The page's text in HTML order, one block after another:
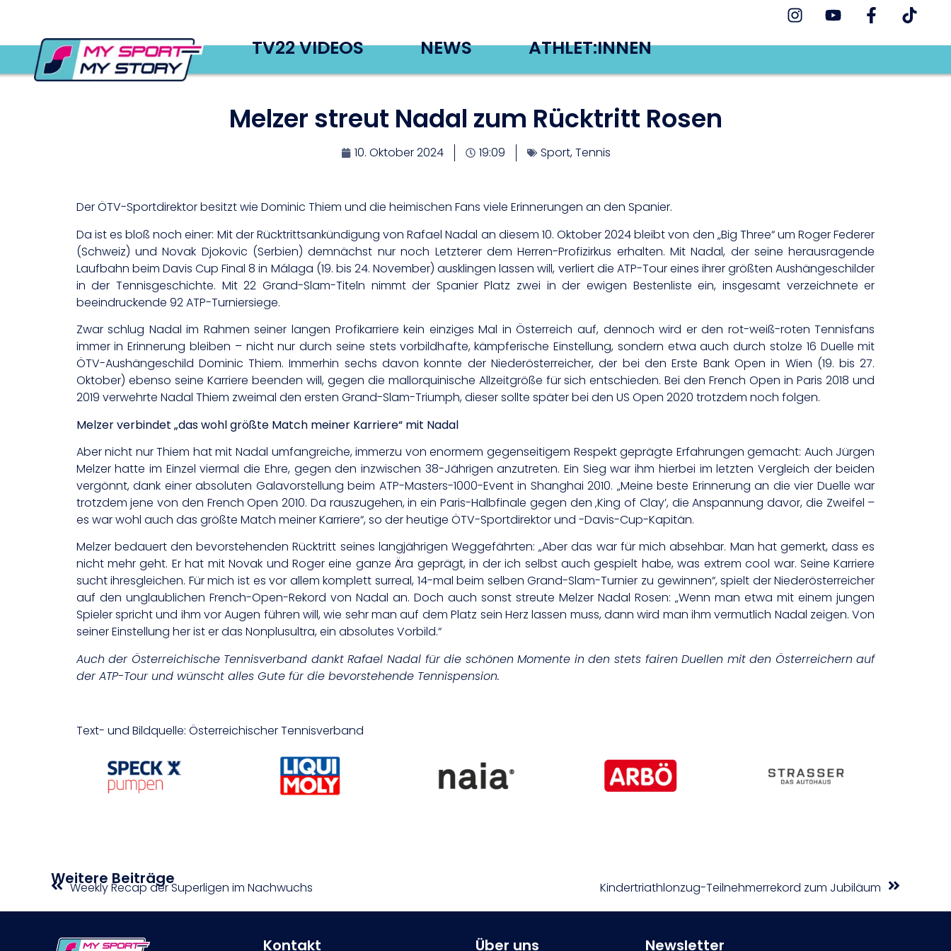
TV22 VIDEOS NEWS ATHLET:INNEN
Melzer streut Nadal zum Rücktritt Rosen
10. Oktober 2024 19:09 Sport,Tennis
Der ÖTV-Sportdirektor besitzt wie Dominic Thiem und die heimischen Fans viele Erinnerungen an den Spanier.
Da ist es bloß noch einer: Mit der Rücktrittsankündigung von Rafael Nadal an diesem 10. Oktober 2024 bleibt von den „Big Three“ um Roger Federer
(Schweiz) und Novak Djokovic (Serbien) demnächst nur noch Letzterer dem Herren-Profizirkus erhalten. Mit Nadal, der seine herausragende
Laufbahn beim Davis Cup Final 8 in Málaga (19. bis 24. November) ausklingen lassen will, verliert die ATP-Tour eines ihrer größten Aushängeschilder
in der Tennisgeschichte. Mit 22 Grand-Slam-Titeln nimmt der Spanier Platz zwei in der ewigen Bestenliste ein, insgesamt verzeichnete er
beeindruckende 92 ATP-Turniersiege.
Zwar schlug Nadal im Rahmen seiner langen Profikarriere kein einziges Mal in Österreich auf, dennoch wird er den rot-weiß-roten Tennisfans
immer in Erinnerung bleiben – nicht nur durch seine stets vorbildhafte, kämpferische Einstellung, sondern etwa auch durch stolze 16 Duelle mit
ÖTV-Aushängeschild Dominic Thiem. Immerhin sechs davon konnte der Niederösterreicher, der bei den Erste Bank Open in Wien (19. bis 27.
Oktober) ebenso seine Karriere beenden will, gegen die mallorquinische Allzeitgröße für sich entschieden. Bei den French Open in Paris 2018 und
2019 verwehrte Nadal Thiem zweimal den ersten Grand-Slam-Triumph, dieser sollte später bei den US Open 2020 trotzdem noch folgen.
Melzer verbindet „das wohl größte Match meiner Karriere“ mit Nadal
Aber nicht nur Thiem hat mit Nadal umfangreiche, immerzu von enormem gegenseitigem Respekt geprägte Erfahrungen gemacht: Auch Jürgen
Melzer hatte im Einzel viermal die Ehre, gegen den inzwischen 38-Jährigen anzutreten. Ein Sieg war ihm hierbei im letzten Vergleich der beiden
vergönnt, dank einer absoluten Galavorstellung beim ATP-Masters-1000-Event in Shanghai 2010. „Meine beste Erinnerung an die vier Duelle war
trotzdem jene von den French Open 2010. Da rauszugehen, in ein Paris-Halbfinale gegen den ‚King of Clay’, die Anspannung davor, die Zweifel –
es war wohl auch das größte Match meiner Karriere“, so der heutige ÖTV-Sportdirektor und -Davis-Cup-Kapitän.
Melzer bedauert den bevorstehenden Rücktritt seines langjährigen Weggefährten: „Aber das war für mich absehbar. Man hat gemerkt, dass es
nicht mehr geht. Er hat mit Novak und Roger eine ganze Ära geprägt, in der ich selbst auch gespielt habe, was extrem cool war. Seine Karriere
sucht ihresgleichen. Für mich ist es vor allem komplett surreal, 14-mal beim selben Grand-Slam-Turnier zu gewinnen“, spielt der Niederösterreicher
auf den unglaublichen French-Open-Rekord von Nadal an. Doch auch sonst streute Melzer Nadal Rosen: „Wenn man etwa mit einem jungen
Spieler spricht und ihm vor Augen führen will, wie sehr man auf dem Platz sein Herz lassen muss, dann wird man ihm vermutlich Nadal zeigen. Von
seiner Einstellung her ist er das Nonplusultra, ein absolutes Vorbild.“
Auch der Österreichische Tennisverband dankt Rafael Nadal für die schönen Momente in den stets fairen Duellen mit den Österreichern auf
der ATP-Tour und wünscht alles Gute für die bevorstehende Tennispension.
Text- und Bildquelle: Österreichischer Tennisverband
Weitere Beiträge
Weekly Recap der Superligen im Nachwuchs Kindertriathlonzug-Teilnehmerrekord zum Jubiläum
Kontakt Über uns Newsletter